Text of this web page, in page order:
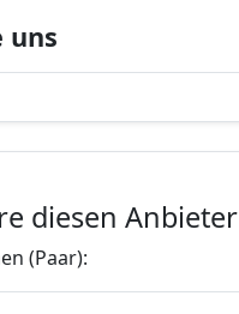
uns
diesen Anbieter
(Paar):